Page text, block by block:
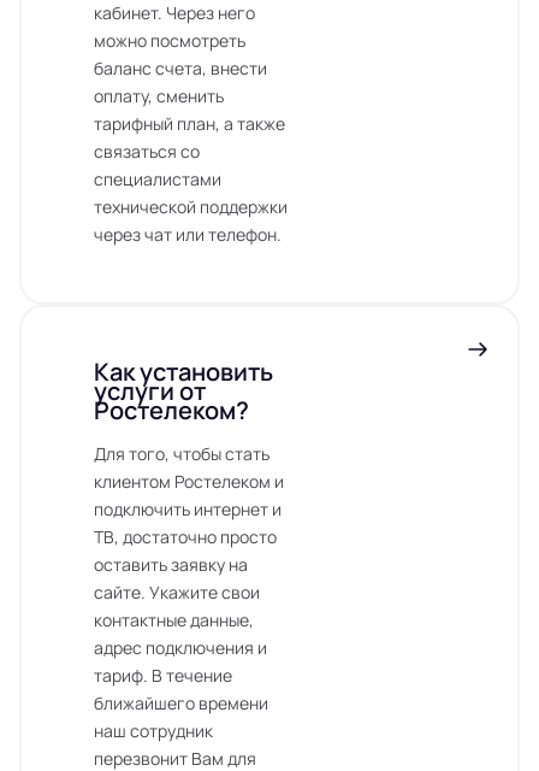
кабинет. Через него
можно посмотреть
баланс счета, внести
оплату, сменить
тарифный план, а также
связаться со
специалистами
технической поддержки
через чат или телефон.
Как установить
услуги от
Ростелеком?
Для того, чтобы стать
клиентом Ростелеком и
подключить интернет и
ТВ, достаточно просто
оставить заявку на
сайте. Укажите свои
контактные данные,
адрес подключения и
тариф. В течение
ближайшего времени
наш сотрудник
перезвонит Вам для